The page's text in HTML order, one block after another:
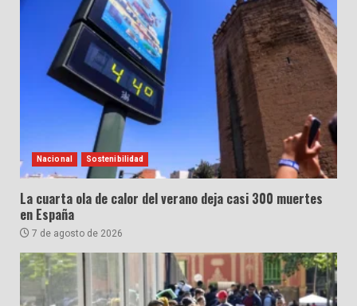
Nacional Sostenibilidad
La cuarta ola de calor del verano deja casi 300 muertes
en España
7 de agosto de 2026